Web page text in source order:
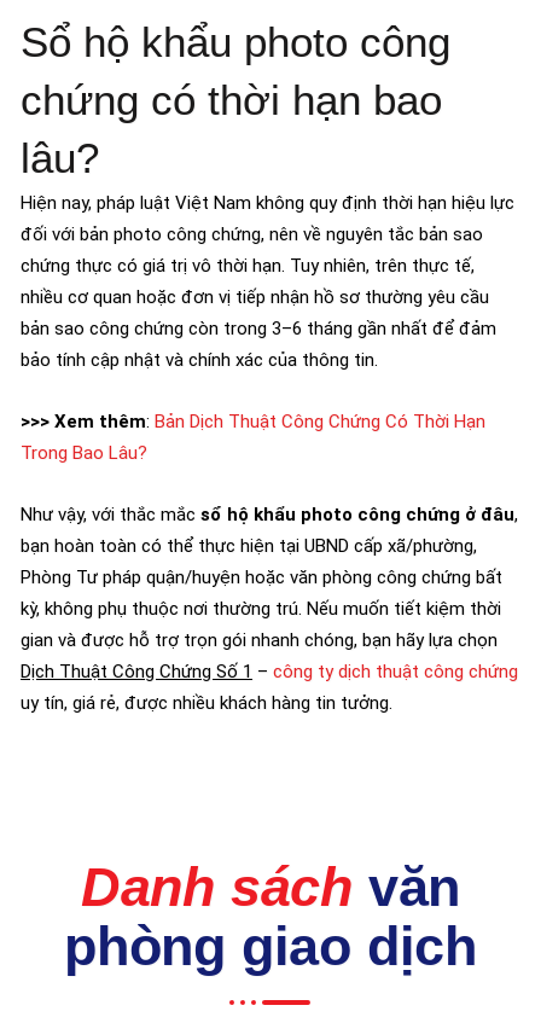
Sổ hộ khẩu photo công
chứng có thời hạn bao
lâu?
Hiện nay, pháp luật Việt Nam không quy định thời hạn hiệu lực
đối với bản photo công chứng, nên về nguyên tắc bản sao
chứng thực có giá trị vô thời hạn. Tuy nhiên, trên thực tế,
nhiều cơ quan hoặc đơn vị tiếp nhận hồ sơ thường yêu cầu
bản sao công chứng còn trong 3–6 tháng gần nhất để đảm
bảo tính cập nhật và chính xác của thông tin.
>>> Xem thêm: Bản Dịch Thuật Công Chứng Có Thời Hạn
Trong Bao Lâu?
Như vậy, với thắc mắc sổ hộ khẩu photo công chứng ở đâu,
bạn hoàn toàn có thể thực hiện tại UBND cấp xã/phường,
Phòng Tư pháp quận/huyện hoặc văn phòng công chứng bất
kỳ, không phụ thuộc nơi thường trú. Nếu muốn tiết kiệm thời
gian và được hỗ trợ trọn gói nhanh chóng, bạn hãy lựa chọn
Dịch Thuật Công Chứng Số 1 – công ty dịch thuật công chứng
uy tín, giá rẻ, được nhiều khách hàng tin tưởng.
Danh sách văn
phòng giao dịch